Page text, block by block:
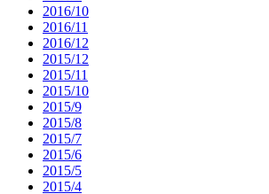
2016/10
2016/11
2016/12
2015/12
2015/11
2015/10
2015/9
2015/8
2015/7
2015/6
2015/5
2015/4